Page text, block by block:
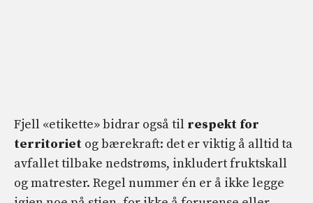
Fjell «etikette» bidrar også til respekt for
territoriet og bærekraft: det er viktig å alltid ta
avfallet tilbake nedstrøms, inkludert fruktskall
og matrester. Regel nummer én er å ikke legge